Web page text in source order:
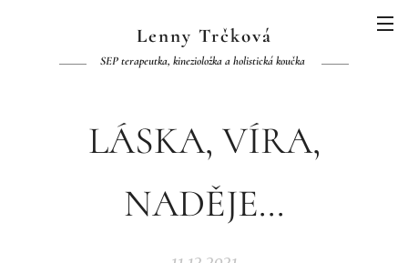
Lenny Trčková
SEP terapeutka, kinezioložka a holistická koučka
LÁSKA, VÍRA,
NADĚJE...